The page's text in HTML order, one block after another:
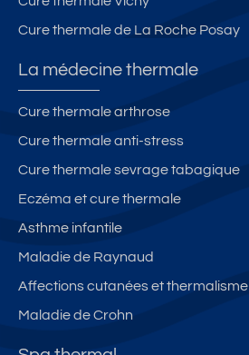
Cure thermale de La Roche Posay
La médecine thermale
Cure thermale arthrose
Cure thermale anti-stress
Cure thermale sevrage tabagique
Eczéma et cure thermale
Asthme infantile
Maladie de Raynaud
Affections cutanées et thermalisme
Maladie de Crohn